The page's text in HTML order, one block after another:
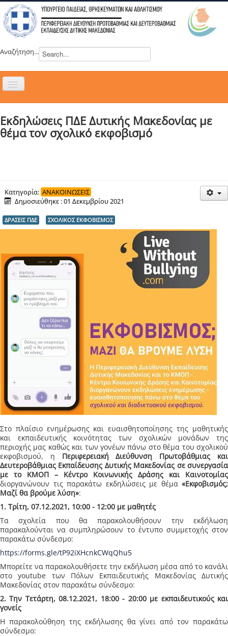
Αναζήτηση...
Εναλλαγή
ΝΕΑ
ΣΥΜΒΟΥΛΙΑ
ΔΡΑΣΕΙΣ
ΕΠΙΚΟΙΝΩΝΙΑ
ΕΞ ΑΠΟΣΤΑΣΕΩΣ ΕΚΠΑΙΔΕΥΣΗ
Εκδηλώσεις ΠΔΕ Δυτικής Μακεδονίας με
θέμα τον σχολικό εκφοβισμό
Κατηγορία: ΑΝΑΚΟΙΝΩΣΕΙΣ
Δημοσιεύθηκε : 01 Δεκεμβρίου 2021
ΔΡΑΣΕΙΣ ΠΔΕ ΣΧΟΛΙΚΟΣ ΕΚΦΟΒΙΣΜΟΣ
Στο πλαίσιο ενημέρωσης και ευαισθητοποίησης της μαθητικής
και εκπαιδευτικής κοινότητας των σχολικών μονάδων της
περιοχής μας καθώς και των γονέων πάνω στο θέμα του σχολικού
εκφοβισμού, η Περιφερειακή Διεύθυνση Πρωτοβάθμιας και
Δευτεροβάθμιας Εκπαίδευσης Δυτικής Μακεδονίας σε συνεργασία
με το ΚΜΟΠ – Κέντρο Κοινωνικής Δράσης και Καινοτομίας
διοργανώνουν τις παρακάτω εκδηλώσεις με θέμα «Εκφοβισμός;
Μαζί θα βρούμε λύση»:
1. Τρίτη, 07.12.2021, 10:00 - 12:00 με μαθητές
Τα σχολεία που θα παρακολουθήσουν την εκδήλωση
παρακαλούνται να συμπληρώσουν το έντυπο συμμετοχής στον
παρακάτω σύνδεσμο:
https://forms.gle/tP92iXHcnkCWqQhu5
Μπορείτε να παρακολουθήσετε την εκδήλωση μέσα από το κανάλι
στο youtube των Πόλων Εκπαιδευτικής Μακεδονίας Δυτικής
Μακεδονίας στον παρακάτω σύνδεσμο:
2. Την Τετάρτη, 08.12.2021, 18:00 - 20:00 με εκπαιδευτικούς και
γονείς
Η παρακολούθηση της εκδήλωσης θα γίνει από τον παρακάτω
σύνδεσμο: